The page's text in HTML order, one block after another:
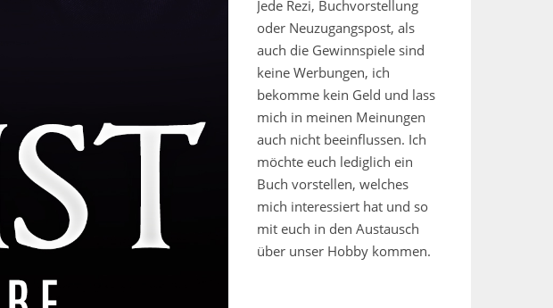
Jede Rezi, Buchvorstellung
oder Neuzugangspost, als
auch die Gewinnspiele sind
keine Werbungen, ich
bekomme kein Geld und lass
mich in meinen Meinungen
auch nicht beeinflussen. Ich
möchte euch lediglich ein
Buch vorstellen, welches
mich interessiert hat und so
mit euch in den Austausch
über unser Hobby kommen.